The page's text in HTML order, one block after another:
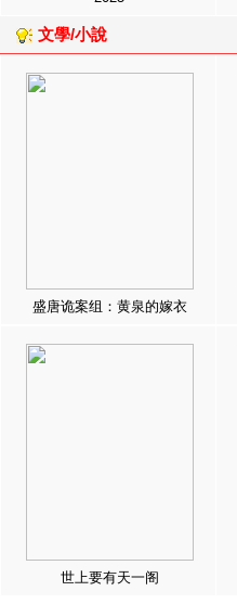
文學/小說
盛唐诡案组：黄泉的嫁衣
世上要有天一阁